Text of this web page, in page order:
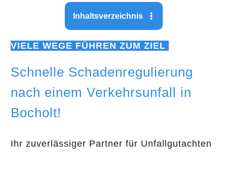
Inhaltsverzeichnis
VIELE WEGE FÜHREN ZUM ZIEL
Schnelle Schadenregulierung
nach einem Verkehrsunfall in
Bocholt!
Ihr zuverlässiger Partner für Unfallgutachten